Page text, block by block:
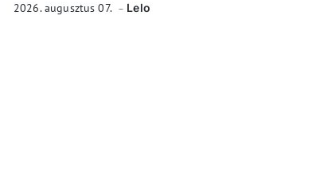
2026. augusztus 07. Lelo